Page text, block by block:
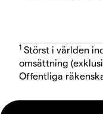
1 Störst i världen
omsättning
Offentliga